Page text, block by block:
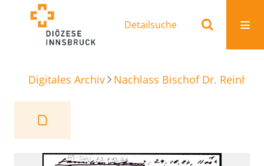
Detailsuche
Digitales Archiv Nachlass Bischof Dr.